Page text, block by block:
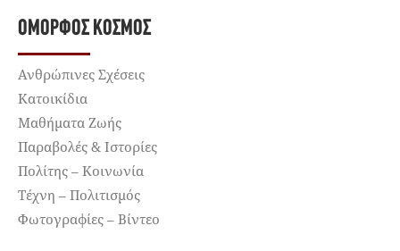
ΌΜΟΡΦΟΣ ΚΌΣΜΟΣ
Ανθρώπινες Σχέσεις
Κατοικίδια
Μαθήματα Ζωής
Παραβολές & Ιστορίες
Πολίτης – Κοινωνία
Τέχνη – Πολιτισμός
Φωτογραφίες – Βίντεο